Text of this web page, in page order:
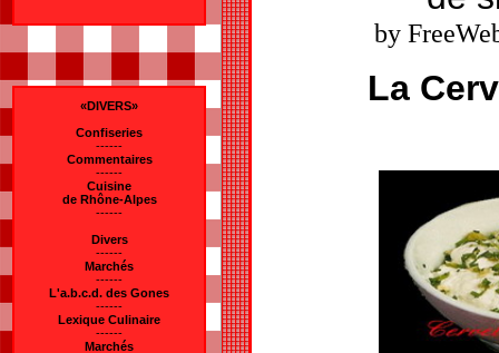
«DIVERS»
Confiseries
------
Commentaires
------
Cuisine
de Rhône-Alpes
------
Divers
------
Marchés
------
L'a.b.c.d. des Gones
------
Lexique Culinaire
------
Marchés
by
La